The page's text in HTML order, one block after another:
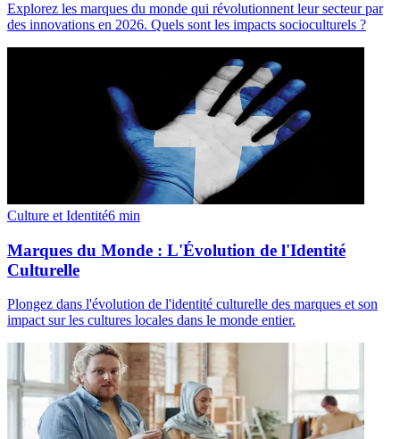
Explorez les marques du monde qui révolutionnent leur secteur par
des innovations en 2026. Quels sont les impacts socioculturels ?
Culture et Identité6 min
Marques du Monde : L'Évolution de l'Identité
Culturelle
Plongez dans l'évolution de l'identité culturelle des marques et son
impact sur les cultures locales dans le monde entier.